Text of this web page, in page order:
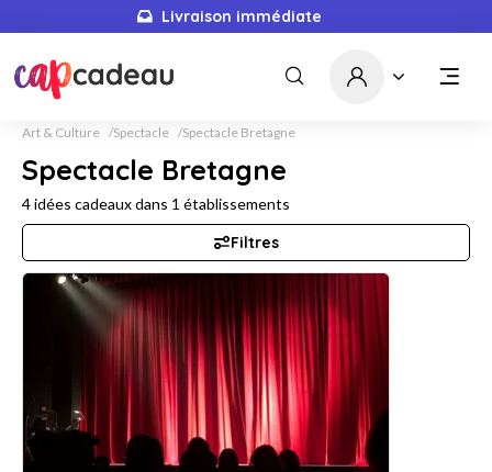
Livraison immédiate
Art & Culture Spectacle Spectacle Bretagne
Spectacle Bretagne
4idées cadeaux dans 1 établissements
Filtres